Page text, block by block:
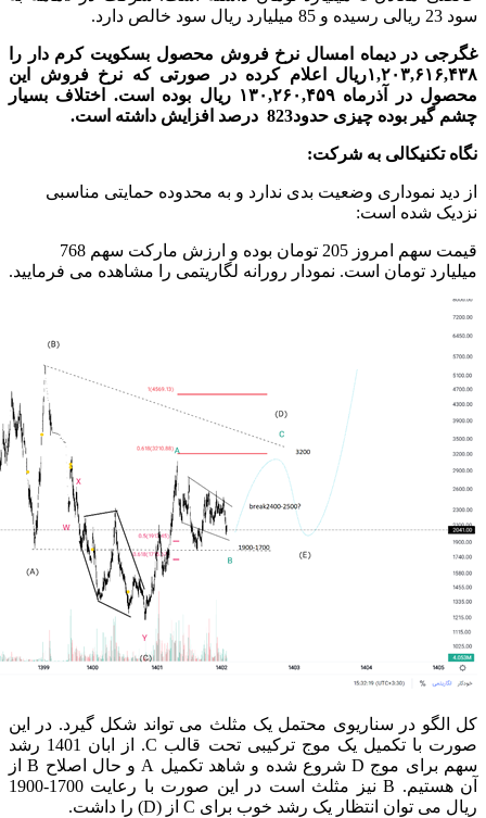
سود 23 ریالی رسیده و 85 میلیارد ریال سود خالص دارد.
غگرجی در دیماه امسال نرخ فروش محصول بسکویت کرم دار را
۱,۲۰۳,۶۱۶,۴۳۸ریال اعلام کرده در صورتی که نرخ فروش این
محصول در آذرماه ۱۳۰,۲۶۰,۴۵۹ ریال بوده است. اختلاف بسیار
چشم گیر بوده چیزی حدود823 درصد افزایش داشته است.
نگاه تکنیکالی به شرکت:
از دید نموداری وضعیت بدی ندارد و به محدوده حمایتی مناسبی
نزدیک شده است:
قیمت سهم امروز 205 تومان بوده و ارزش مارکت سهم 768
میلیارد تومان است. نمودار رورانه لگاریتمی را مشاهده می فرمایید.
کل الگو در سناریوی محتمل یک مثلث می تواند شکل گیرد. در این
صورت با تکمیل یک موج ترکیبی تحت قالب C. از ابان 1401 رشد
سهم برای موج D شروع شده و شاهد تکمیل A و حال اصلاح B از
آن هستیم. B نیز مثلث است در این صورت با رعایت 1700-1900
ریال می توان انتظار یک رشد خوب برای C از (D) را داشت.